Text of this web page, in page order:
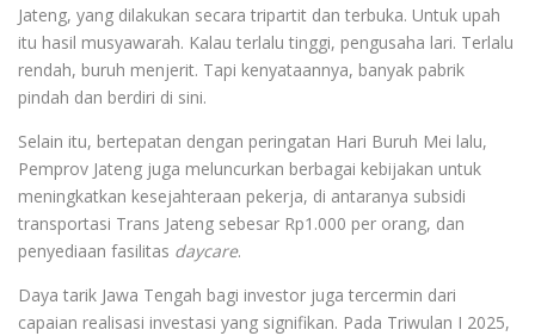
Jateng, yang dilakukan secara tripartit dan terbuka. Untuk upah
itu hasil musyawarah. Kalau terlalu tinggi, pengusaha lari. Terlalu
rendah, buruh menjerit. Tapi kenyataannya, banyak pabrik
pindah dan berdiri di sini.
Selain itu, bertepatan dengan peringatan Hari Buruh Mei lalu,
Pemprov Jateng juga meluncurkan berbagai kebijakan untuk
meningkatkan kesejahteraan pekerja, di antaranya subsidi
transportasi Trans Jateng sebesar Rp1.000 per orang, dan
penyediaan fasilitas daycare.
Daya tarik Jawa Tengah bagi investor juga tercermin dari
capaian realisasi investasi yang signifikan. Pada Triwulan I 2025,